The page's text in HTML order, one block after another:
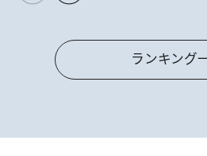
ランキング